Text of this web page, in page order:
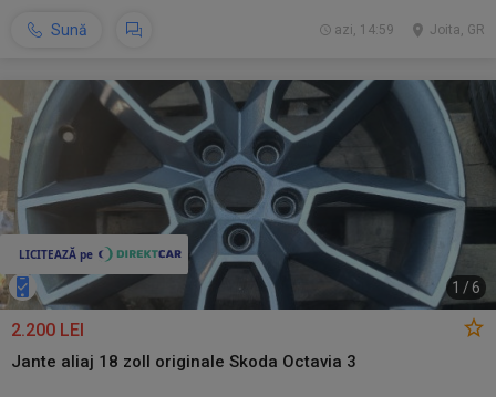
Sună Joita, GR
azi, 14:59
1 /6
2.200 LEI
Jante aliaj 18 zoll originale Skoda Octavia 3